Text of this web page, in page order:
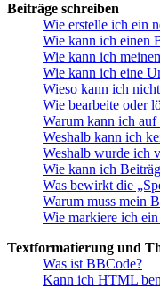
Beiträge schreiben
Wie erstelle ich ein
Wie kann ich einen
Wie kann ich
Wie kann ich eine
Wieso kann ich
Wie bearbeite oder
Warum kann ich
Weshalb kann ich
Weshalb wurde ich
Wie kann ich
Was bewirkt die
Warum muss mein
Wie markiere ich
Textformatierung und
Was ist BBCode?
Kann ich HTML